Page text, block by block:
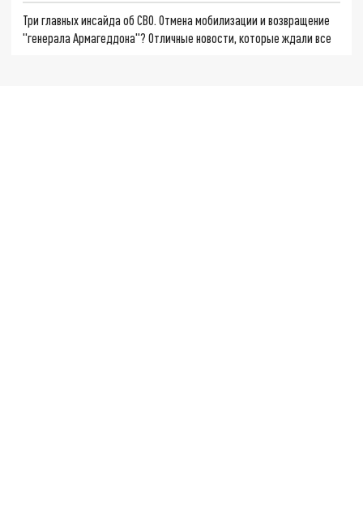
Три главных инсайда об СВО. Отмена мобилизации и возвращение
"генерала Армагеддона"? Отличные новости, которые ждали все